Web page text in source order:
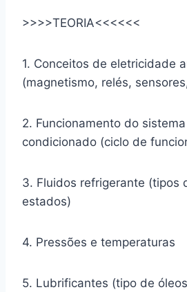
>>>>TEORIA<<<<<<
1. Conceitos de eletricidade
(magnetismo, relés,
2. Funcionamento do
condicionado (ciclo de
3. Fluidos refrigerante (tipos
estados)
4. Pressões e temperaturas
5. Lubrificantes (tipo de